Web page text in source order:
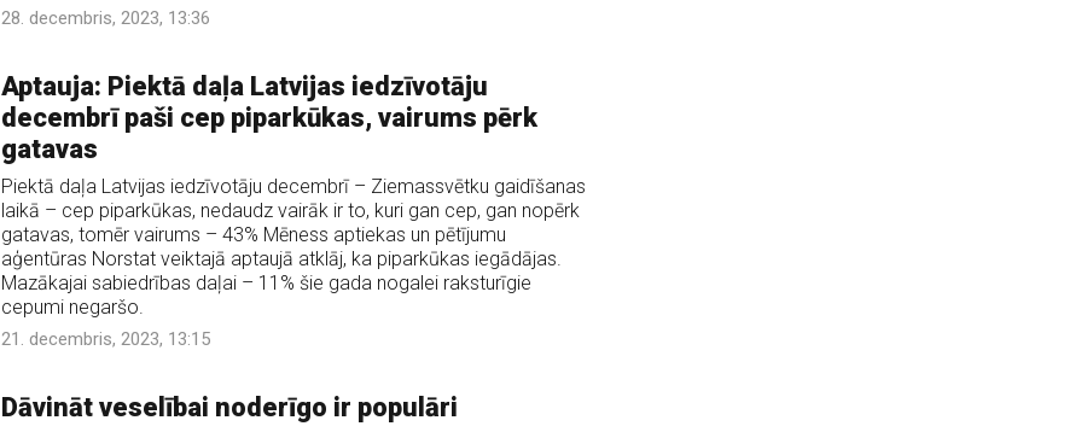
28. decembris, 2023, 13:36
Aptauja: Piektā daļa Latvijas iedzīvotāju
decembrī paši cep piparkūkas, vairums pērk
gatavas
Piektā daļa Latvijas iedzīvotāju decembrī – Ziemassvētku gaidīšanas
laikā – cep piparkūkas, nedaudz vairāk ir to, kuri gan cep, gan nopērk
gatavas, tomēr vairums – 43% Mēness aptiekas un pētījumu
aģentūras Norstat veiktajā aptaujā atklāj, ka piparkūkas iegādājas.
Mazākajai sabiedrības daļai – 11% šie gada nogalei raksturīgie
cepumi negaršo.
21. decembris, 2023, 13:15
Dāvināt veselībai noderīgo ir populāri